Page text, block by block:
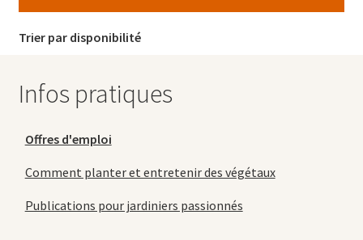
Trier par disponibilité
Infos pratiques
Offres d'emploi
Comment planter et entretenir des végétaux
Publications pour jardiniers passionnés